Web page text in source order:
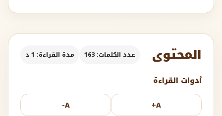
المحتوى عدد الكلمات: 163 مدة القراءة: 1 د
أدوات القراءة
A+
A-